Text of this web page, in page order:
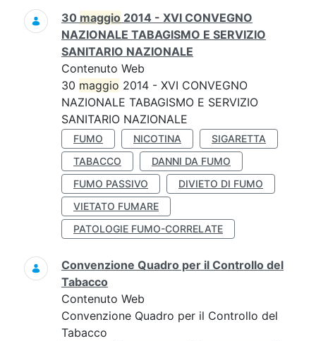
30 maggio 2014 - XVI CONVEGNO
NAZIONALE TABAGISMO E SERVIZIO
SANITARIO NAZIONALE
Contenuto Web
30 maggio 2014 - XVI CONVEGNO
NAZIONALE TABAGISMO E SERVIZIO
SANITARIO NAZIONALE
FUMO NICOTINA
SIGARETTA
TABACCO
DANNI DA FUMO
FUMO PASSIVO
DIVIETO DI FUMO
VIETATO FUMARE
PATOLOGIE FUMO-CORRELATE
Convenzione Quadro per il Controllo del
Tabacco
Contenuto Web
Convenzione Quadro per il Controllo del
Tabacco